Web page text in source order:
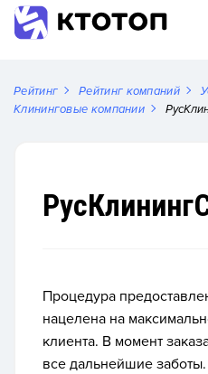
Рейтинг Рейтинг компаний
Клининговые компании
Процедура
нацелена на
клиента. В момент
все дальнейшие